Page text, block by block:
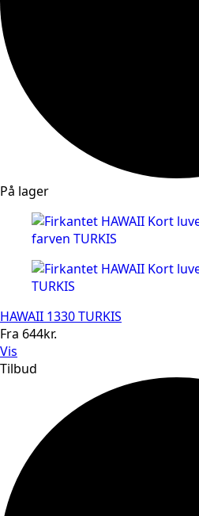
På lager
HAWAII 1330 TURKIS
Fra 644kr.
Vis
Tilbud